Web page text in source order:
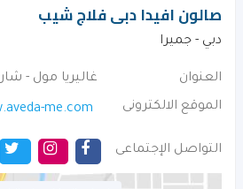
صالون افيدا دبى فلاج شيب
دبي - جميرا
العنوان
غاليريا مول -
الموقع الالكترونى
me.com
التواصل الإجتماعى